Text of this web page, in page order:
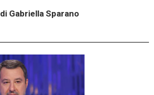
di Gabriella Sparano